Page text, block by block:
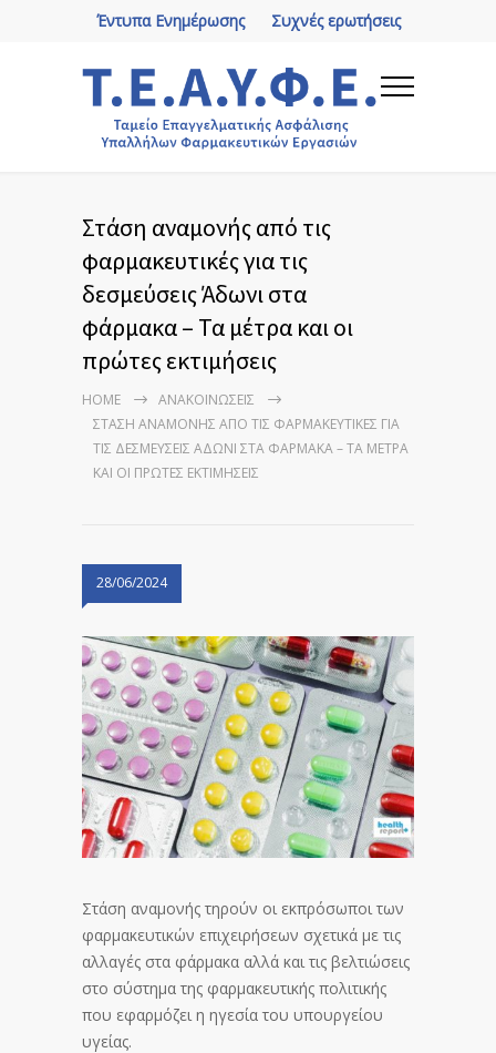
Συχνές ερωτήσεις
Έντυπα Ενημέρωσης
Στάση αναμονής από τις
φαρμακευτικές για τις
δεσμεύσεις Άδωνι στα
φάρμακα – Τα μέτρα και οι
πρώτες εκτιμήσεις
HOME
ΑΝΑΚΟΙΝΏΣΕΙΣ
ΣΤΆΣΗ ΑΝΑΜΟΝΉΣ ΑΠΌ ΤΙΣ ΦΑΡΜΑΚΕΥΤΙΚΈΣ ΓΙΑ
ΤΙΣ ΔΕΣΜΕΎΣΕΙΣ ΆΔΩΝΙ ΣΤΑ ΦΆΡΜΑΚΑ – ΤΑ ΜΈΤΡΑ
ΚΑΙ ΟΙ ΠΡΏΤΕΣ ΕΚΤΙΜΉΣΕΙΣ
28/06/2024
Στάση αναμονής τηρούν οι εκπρόσωποι των
φαρμακευτικών επιχειρήσεων σχετικά με τις
αλλαγές στα φάρμακα αλλά και τις βελτιώσεις
στο σύστημα της φαρμακευτικής πολιτικής
που εφαρμόζει η ηγεσία του υπουργείου
υγείας.